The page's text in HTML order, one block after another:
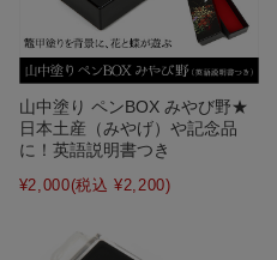
山中塗り ペンBOX みやび野★
日本土産（みやげ）や記念品
に！英語説明書つき
¥2,000(税込 ¥2,200)